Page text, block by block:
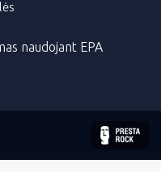
naudojant EPA